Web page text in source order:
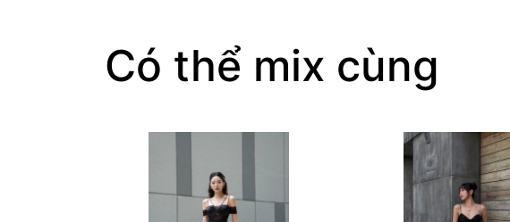
Có thể mix cùng